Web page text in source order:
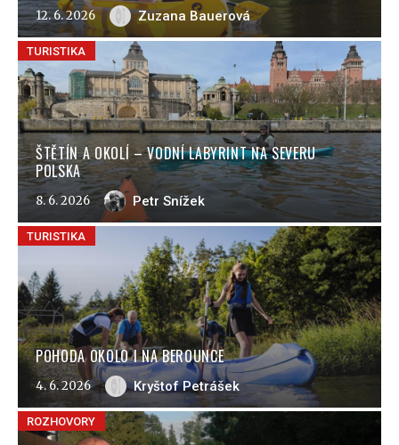
12. 6. 2026 Zuzana Bauerová
TURISTIKA
ŠTĚTÍN A OKOLÍ – VODNÍ LABYRINT NA SEVERU
POLSKA
8. 6. 2026 Petr Snížek
TURISTIKA
POHODA OKOLO I NA BEROUNCE
4. 6. 2026 Kryštof Petrášek
ROZHOVORY